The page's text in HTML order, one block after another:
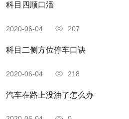
科目四顺口溜
2020-06-04 207
科目二侧方位停车口诀
2020-06-04 218
汽车在路上没油了怎么办